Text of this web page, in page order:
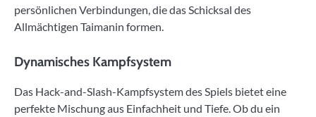
persönlichen Verbindungen, die das Schicksal des
Allmächtigen Taimanin formen.
Dynamisches Kampfsystem
Das Hack-and-Slash-Kampfsystem des Spiels bietet eine
perfekte Mischung aus Einfachheit und Tiefe. Ob du ein